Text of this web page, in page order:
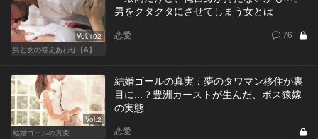
Vol.102
男と女の答えあわせ【A】
男をクタクタにさせてしまう女とは
恋愛 76
Vol.2
結婚ゴールの真実
結婚ゴールの真実：夢のタワマン移住が裏
目に...？豊洲カーストが生んだ、ボス猿嫁
の実態
恋愛